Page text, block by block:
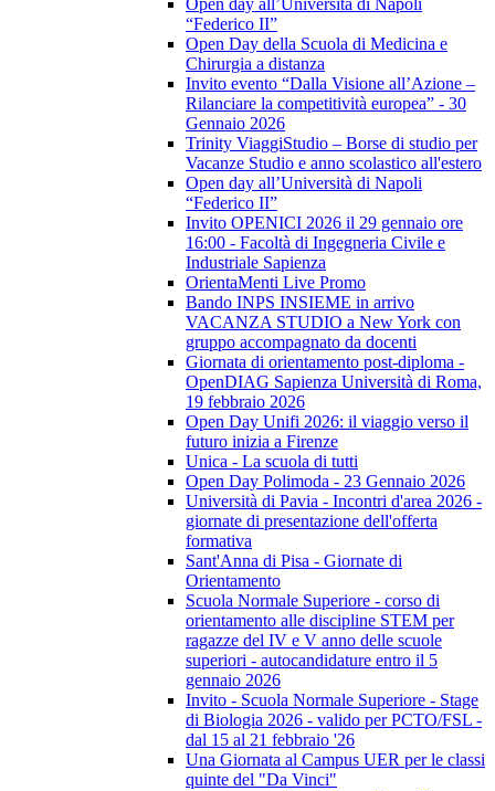
Open day all’Università di Napoli
“Federico II”
Open Day della Scuola di Medicina e
Chirurgia a distanza
Invito evento “Dalla Visione all’Azione –
Rilanciare la competitività europea” - 30
Gennaio 2026
Trinity ViaggiStudio – Borse di studio per
Vacanze Studio e anno scolastico all'estero
Open day all’Università di Napoli
“Federico II”
Invito OPENICI 2026 il 29 gennaio ore
16:00 - Facoltà di Ingegneria Civile e
Industriale Sapienza
OrientaMenti Live Promo
Bando INPS INSIEME in arrivo
VACANZA STUDIO a New York con
gruppo accompagnato da docenti
Giornata di orientamento post-diploma -
OpenDIAG Sapienza Università di Roma,
19 febbraio 2026
Open Day Unifi 2026: il viaggio verso il
futuro inizia a Firenze
Unica - La scuola di tutti
Open Day Polimoda - 23 Gennaio 2026
Università di Pavia - Incontri d'area 2026 -
giornate di presentazione dell'offerta
formativa
Sant'Anna di Pisa - Giornate di
Orientamento
Scuola Normale Superiore - corso di
orientamento alle discipline STEM per
ragazze del IV e V anno delle scuole
superiori - autocandidature entro il 5
gennaio 2026
Invito - Scuola Normale Superiore - Stage
di Biologia 2026 - valido per PCTO/FSL -
dal 15 al 21 febbraio '26
Una Giornata al Campus UER per le classi
quinte del "Da Vinci"